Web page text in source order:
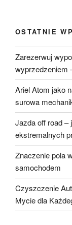
OSTATNIE
Zarezerwuj
wyprzedzeniem
Ariel Atom jako
surowa
Jazda off road –
ekstremalnych
Znaczenie pola
samochodem
Czyszczenie
Mycie dla